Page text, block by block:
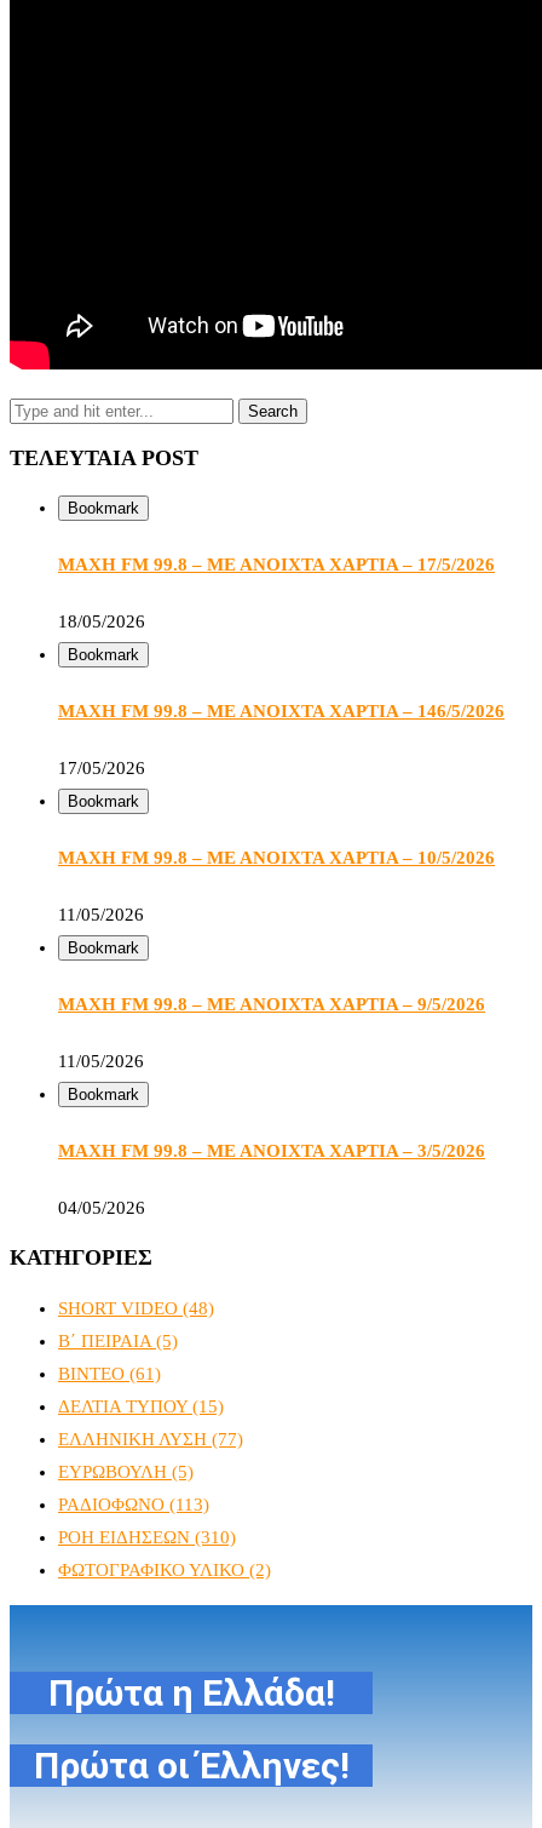
ΤΕΛΕΥΤΑΙΑ POST
Bookmark
ΜΑΧΗ FM 99.8 – ΜΕ ΑΝΟΙΧΤΑ ΧΑΡΤΙΑ – 17/5/2026
18/05/2026
Bookmark
ΜΑΧΗ FM 99.8 – ΜΕ ΑΝΟΙΧΤΑ ΧΑΡΤΙΑ – 146/5/2026
17/05/2026
Bookmark
ΜΑΧΗ FM 99.8 – ΜΕ ΑΝΟΙΧΤΑ ΧΑΡΤΙΑ – 10/5/2026
11/05/2026
Bookmark
ΜΑΧΗ FM 99.8 – ΜΕ ΑΝΟΙΧΤΑ ΧΑΡΤΙΑ – 9/5/2026
11/05/2026
Bookmark
ΜΑΧΗ FM 99.8 – ΜΕ ΑΝΟΙΧΤΑ ΧΑΡΤΙΑ – 3/5/2026
04/05/2026
ΚΑΤΗΓΟΡΙΕΣ
SHORT VIDEO (48)
Β΄ ΠΕΙΡΑΙΑ (5)
ΒΙΝΤΕΟ (61)
ΔΕΛΤΙΑ ΤΥΠΟΥ(15)
ΕΛΛΗΝΙΚΗ ΛΥΣΗ (77)
ΕΥΡΩΒΟΥΛΗ (5)
ΡΑΔΙΟΦΩΝΟ (113)
ΡΟΗ ΕΙΔΗΣΕΩΝ (310)
ΦΩΤΟΓΡΑΦΙΚΟ ΥΛΙΚΟ (2)
Πρώτα η Ελλάδα!
Πρώτα οι Έλληνες!